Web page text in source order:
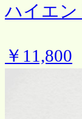
ハイエ
￥11,800